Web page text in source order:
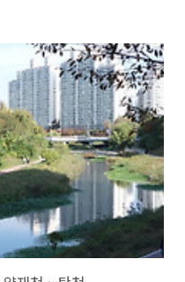
행 가자는 생각으로 계획이
랜드 여행, 즐거운 추억도 많
출발 후 첫날부터 무릎에 문
겪기 시작했다. 두 달 동안 자
하기 일이었다. 여행 끝..